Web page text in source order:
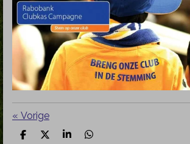
« Vorige
D
D
S
D